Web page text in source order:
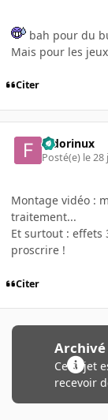
bah pour du
Mais pour les jeux
Citer
fedorinux
Posté(e) le 28
Montage vidéo :
traitement...
Et surtout : effets
proscrire !
Citer
Archivé
Ce sujet
recevoir